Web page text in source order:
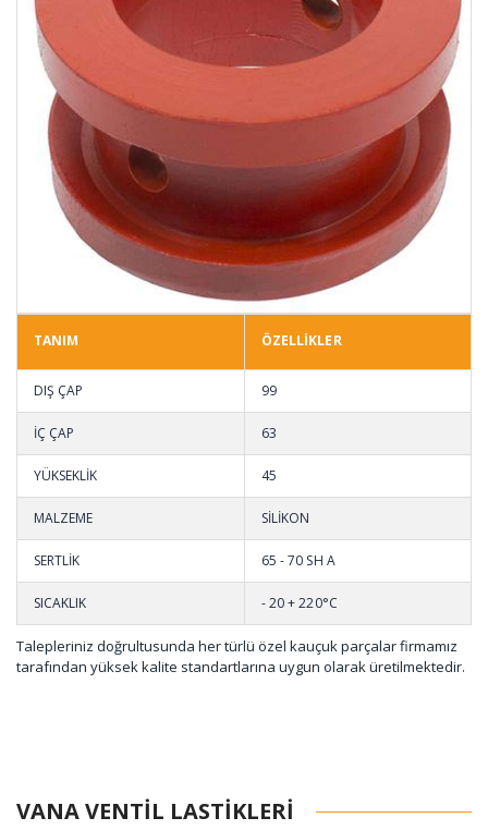
TANIM ÖZELLİKLER
DIŞ ÇAP 99
İÇ ÇAP 63
YÜKSEKLİK 45
MALZEME SİLİKON
SERTLİK 65 - 70 SH A
SICAKLIK - 20 + 220°C
Talepleriniz doğrultusunda her türlü özel kauçuk parçalar firmamız
tarafından yüksek kalite standartlarına uygun olarak üretilmektedir.
VANA VENTIL LASTIKLERI